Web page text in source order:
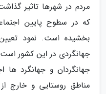
مردم در شهرها تاثیر
که در سطوح پایین
بخشیده است. نمود
جهانگردی در این کشور
جهانگردان و جهانگرد ها
مناطق روستایی و خارج